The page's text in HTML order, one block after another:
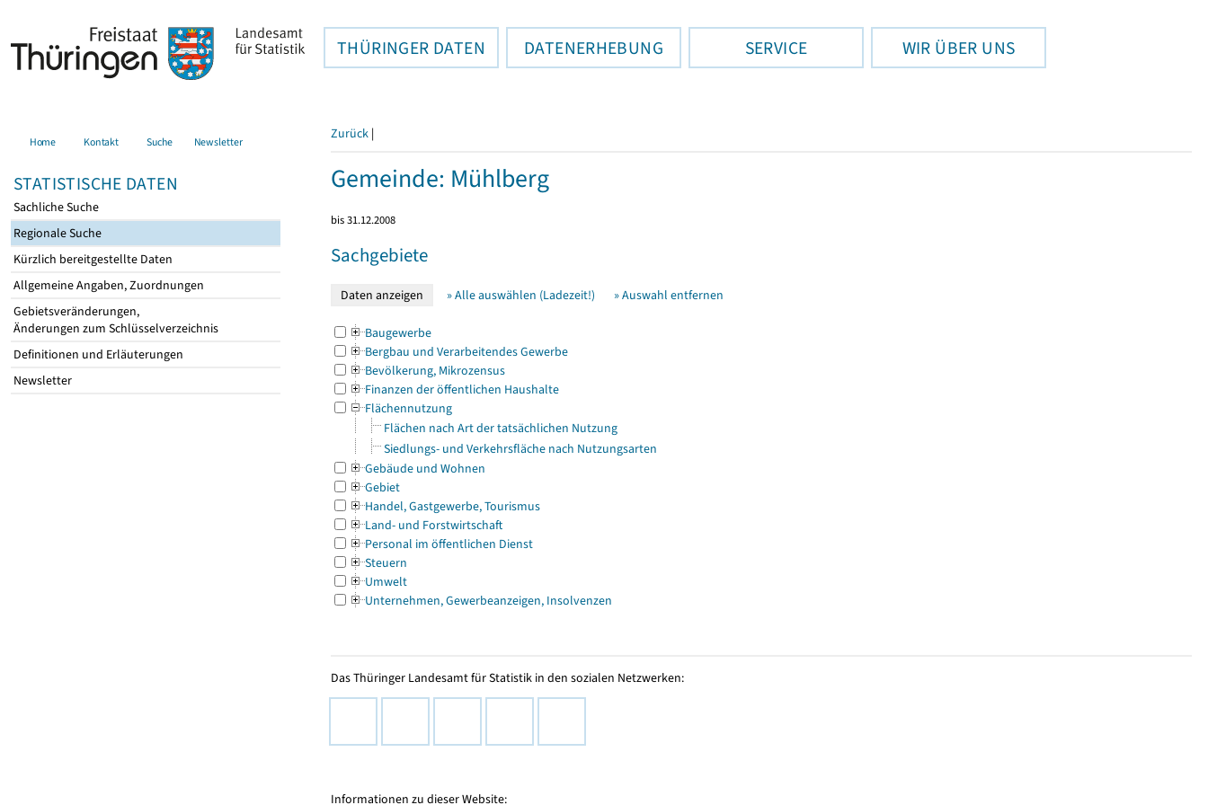
THÜRINGER DATEN DATENERHEBUNG SERVICE WIR ÜBER UNS
Home Kontakt Suche Newsletter
STATISTISCHE DATEN
Sachliche Suche
Regionale Suche
Kürzlich bereitgestellte Daten
Allgemeine Angaben, Zuordnungen
Gebietsveränderungen,
Änderungen zum Schlüsselverzeichnis
Definitionen und Erläuterungen
Newsletter
Zurück |
Gemeinde: Mühlberg
bis 31.12.2008
Sachgebiete
» Alle auswählen (Ladezeit!) » Auswahl entfernen
Baugewerbe
Bergbau und Verarbeitendes Gewerbe
Bevölkerung, Mikrozensus
Finanzen der öffentlichen Haushalte
Flächennutzung
Flächen nach Art der tatsächlichen Nutzung
Siedlungs- und Verkehrsfläche nach Nutzungsarten
Gebäude und Wohnen
Gebiet
Handel, Gastgewerbe, Tourismus
Land- und Forstwirtschaft
Personal im öffentlichen Dienst
Steuern
Umwelt
Unternehmen, Gewerbeanzeigen, Insolvenzen
Das Thüringer Landesamt für Statistik in den sozialen Netzwerken:
Informationen zu dieser Website: